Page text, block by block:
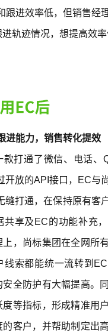
跟进效率低，但销售经
轨迹情况，想提高效
进能力，销售转化提效
款打通了微信、电话、
开放的API接口，EC与
缝打通，在保持原有客
共享及EC的功能补充
上，尚标集团在全网所
线索都能统一流转到
安全防护有大幅提高。
度等指标，形成精准用
的客户，并帮助制定出